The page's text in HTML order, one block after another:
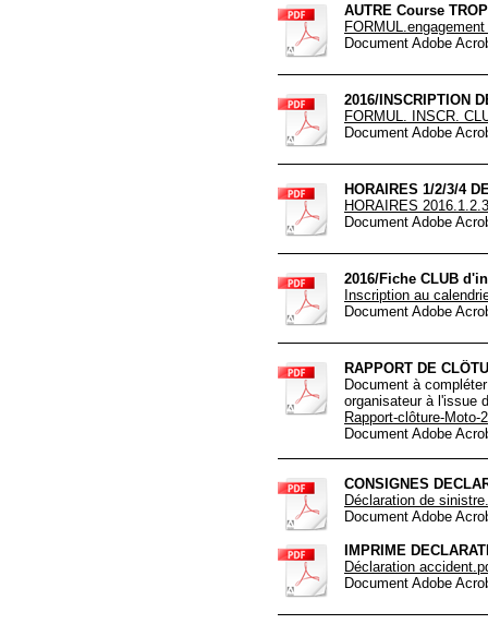
AUTRE Course
Document Adobe
2016/INSCRIPTION
FORMUL. INSCR.
Document Adobe
HORAIRES 1/2/3/4
HORAIRES
Document Adobe
2016/Fiche CLUB
Inscription au
Document Adobe
RAPPORT DE
Document à
organisateur à l'issue
Rapport-clôture-Moto-
Document Adobe
CONSIGNES
Déclaration de
Document Adobe
IMPRIME
Déclaration
Document Adobe